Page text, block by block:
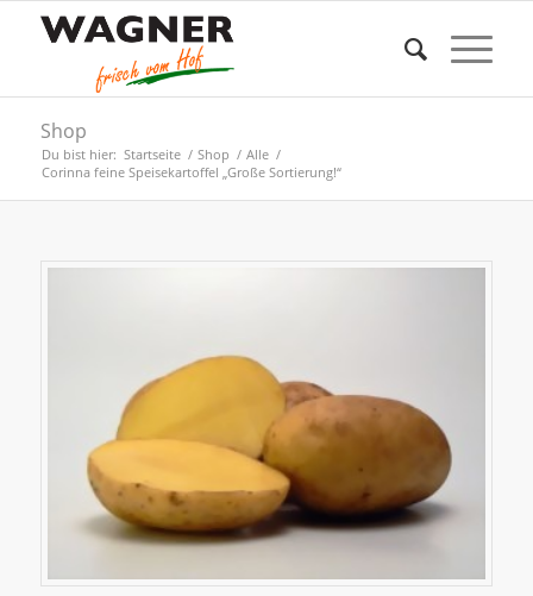
Shop
Du bist hier: Startseite / Shop / Alle /
Corinna feine Speisekartoffel „Große Sortierung!“